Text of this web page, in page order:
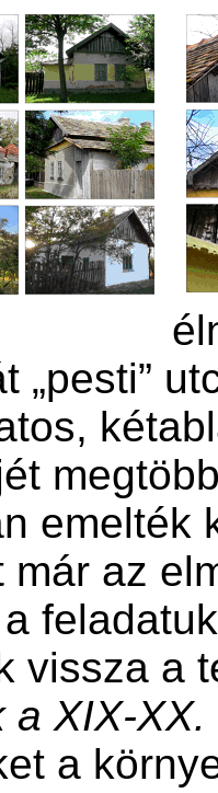
„pesti”
emelték
már az
vissza a
a XIX-
a